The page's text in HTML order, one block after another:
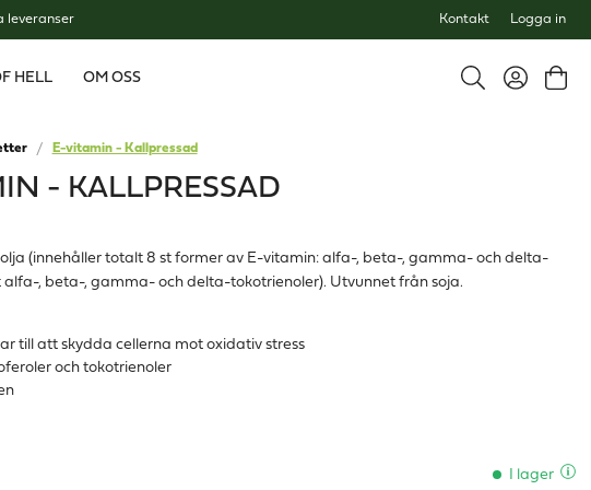
leveranser Kontakt Logga in
HELL OM OSS
E-vitamin - Kallpressad
- KALLPRESSAD
(innehåller totalt 8 st former av E-vitamin: alfa-, beta-, gamma- och delta-
alfa-, beta-, gamma- och delta-tokotrienoler). Utvunnet från soja.
till att skydda cellerna mot oxidativ stress
och tokotrienoler
I lager